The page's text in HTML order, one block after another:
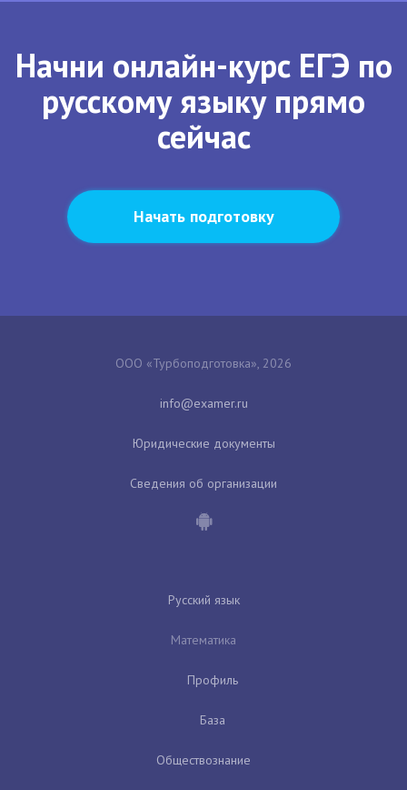
Начни онлайн-курс ЕГЭ по
русскому языку прямо
сейчас
Начать подготовку
ООО «Турбоподготовка», 2026
Юридические документы
Сведения об организации
Русский язык
Математика
Профиль
База
Обществознание